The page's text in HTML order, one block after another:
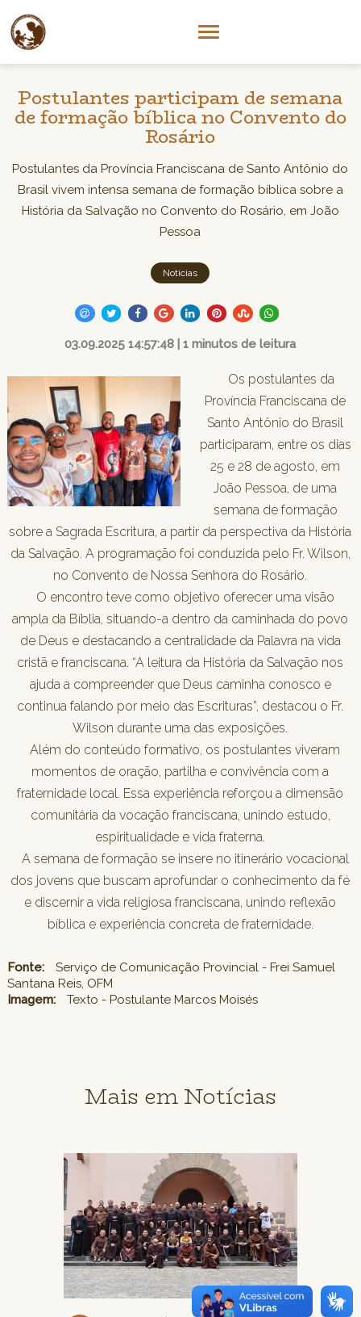
Postulantes participam de semana
de formação bíblica no Convento do
Rosário
Postulantes da Província Franciscana de Santo Antônio do
Brasil vivem intensa semana de formação bíblica sobre a
História da Salvação no Convento do Rosário, em João
Pessoa
Notícias
03.09.2025 14:57:48 | 1 minutos de leitura
Os postulantes da
Província Franciscana de
Santo Antônio do Brasil
participaram, entre os dias
25 e 28 de agosto, em
João Pessoa, de uma
semana de formação
sobre a Sagrada Escritura, a partir da perspectiva da História
da Salvação. A programação foi conduzida pelo Fr. Wilson,
no Convento de Nossa Senhora do Rosário.
O encontro teve como objetivo oferecer uma visão
ampla da Bíblia, situando-a dentro da caminhada do povo
de Deus e destacando a centralidade da Palavra na vida
cristã e franciscana. “A leitura da História da Salvação nos
ajuda a compreender que Deus caminha conosco e
continua falando por meio das Escrituras”, destacou o Fr.
Wilson durante uma das exposições.
Além do conteúdo formativo, os postulantes viveram
momentos de oração, partilha e convivência com a
fraternidade local. Essa experiência reforçou a dimensão
comunitária da vocação franciscana, unindo estudo,
espiritualidade e vida fraterna.
A semana de formação se insere no itinerário vocacional
dos jovens que buscam aprofundar o conhecimento da fé
e discernir a vida religiosa franciscana, unindo reflexão
bíblica e experiência concreta de fraternidade.
Fonte:
Serviço de Comunicação Provincial - Frei Samuel
Santana Reis, OFM
Imagem:
Texto - Postulante Marcos Moisés
Mais em Notícias